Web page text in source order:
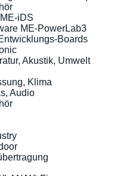
iDS
ME-PowerLab3
Boards
Akustik, Umwelt
Klima
Audio